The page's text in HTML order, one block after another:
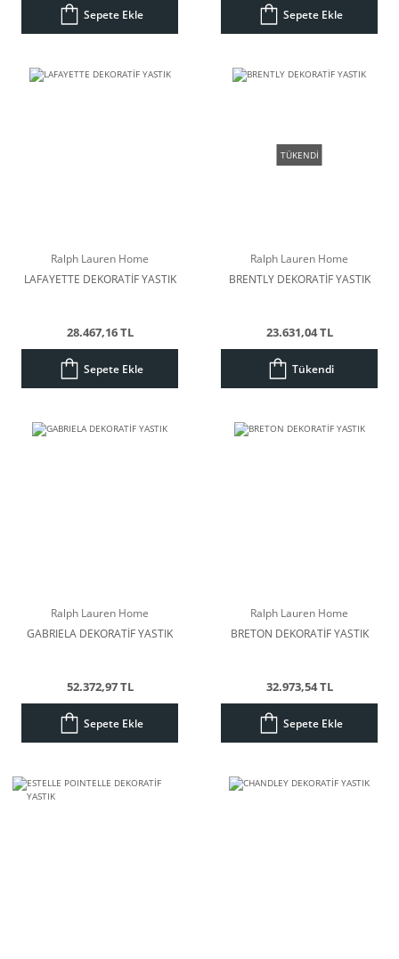
Sepete Ekle Sepete Ekle
Ralph Lauren Home
LAFAYETTE DEKORATİF YASTIK
28.467,16 TL
Sepete Ekle
TÜKENDİ
Ralph Lauren Home
BRENTLY DEKORATİF YASTIK
23.631,04 TL
Tükendi
Ralph Lauren Home
GABRIELA DEKORATİF YASTIK
52.372,97 TL
Sepete Ekle
Ralph Lauren Home
BRETON DEKORATİF YASTIK
32.973,54 TL
Sepete Ekle